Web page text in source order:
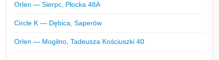
Orlen — Sierpc, Płocka 48A
Circle K — Dębica, Saperów
Orlen — Mogilno, Tadeusza Kościuszki 40